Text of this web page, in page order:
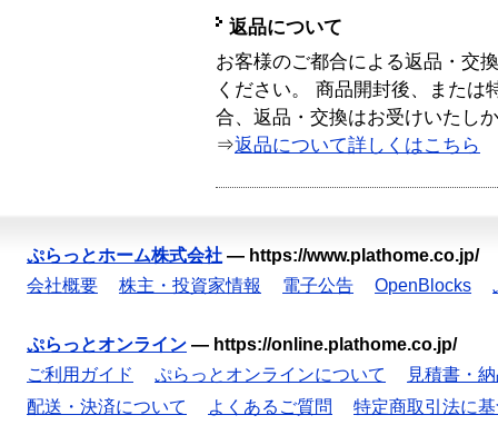
返品について
お客様のご都合による返品・交
ください。 商品開封後、または
合、返品・交換はお受けいたし
⇒返品について詳しくはこちら
ぷらっとホーム株式会社 — https://www.plathome.co.jp/
会社概要
株主・投資家情報 電子公告 OpenBlocks
ぷらっとオンライン — https://online.plathome.co.jp/
ご利用ガイド
ぷらっとオンラインについて
見積書・
配送・決済について
よくあるご質問
特定商取引法に